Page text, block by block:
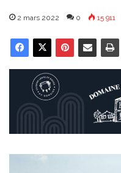
2 mars 2022 0 15 911